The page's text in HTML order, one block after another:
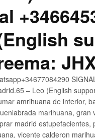
– Leo (English
amrihuana de interior,
marihuana,
madrid
vicente calderon